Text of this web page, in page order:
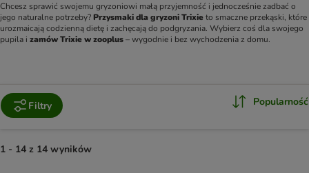
Chcesz sprawić swojemu gryzoniowi małą przyjemność i jednocześnie zadbać o
jego naturalne potrzeby? Przysmaki dla gryzoni Trixie to smaczne przekąski, które
urozmaicają codzienną dietę i zachęcają do podgryzania. Wybierz coś dla swojego
pupila i zamów Trixie w zooplus – wygodnie i bez wychodzenia z domu.
Filtry Popularność
1 - 14 z 14 wyników